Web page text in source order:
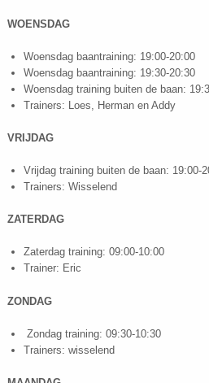
WOENSDAG
Woensdag baantraining: 19:00-20:00
Woensdag baantraining: 19:30-20:30
Woensdag training buiten de baan:
Trainers: Loes, Herman en Addy
VRIJDAG
Vrijdag training buiten de baan: 19:00-
Trainers: Wisselend
ZATERDAG
Zaterdag training: 09:00-10:00
Trainer: Eric
ZONDAG
Zondag training: 09:30-10:30
Trainers: wisselend